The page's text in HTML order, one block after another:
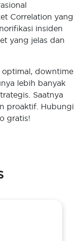
Correlation yang
insiden
yang jelas dan
optimal, downtime
lebih banyak
Saatnya
proaktif. Hubungi
gratis!